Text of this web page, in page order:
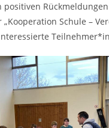
positiven
Schule –